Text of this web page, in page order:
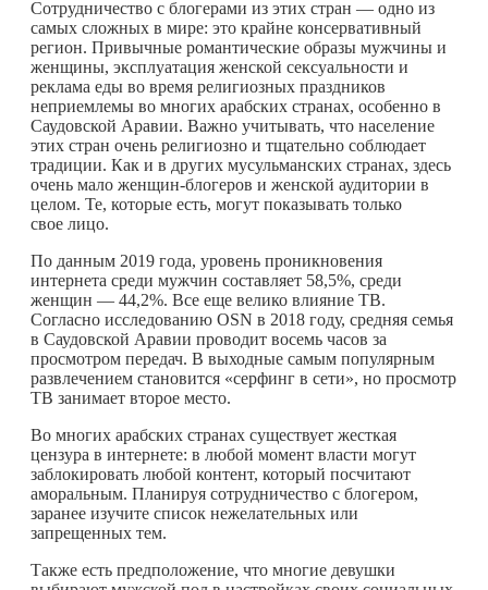
Сотрудничество с блогерами из этих стран — одно из
самых сложных в мире: это крайне консервативный
регион. Привычные романтические образы мужчины и
женщины, эксплуатация женской сексуальности и
реклама еды во время религиозных праздников
неприемлемы во многих арабских странах, особенно в
Саудовской Аравии. Важно учитывать, что население
этих стран очень религиозно и тщательно соблюдает
традиции. Как и в других мусульманских странах, здесь
очень мало женщин-блогеров и женской аудитории в
целом. Те, которые есть, могут показывать только
свое лицо.
По данным 2019 года, уровень проникновения
интернета среди мужчин составляет 58,5%, среди
женщин — 44,2%. Все еще велико влияние ТВ.
Согласно исследованию OSN в 2018 году, средняя семья
в Саудовской Аравии проводит восемь часов за
просмотром передач. В выходные самым популярным
развлечением становится «серфинг в сети», но просмотр
ТВ занимает второе место.
Во многих арабских странах существует жесткая
цензура в интернете: в любой момент власти могут
заблокировать любой контент, который посчитают
аморальным. Планируя сотрудничество с блогером,
заранее изучите список нежелательных или
запрещенных тем.
Также есть предположение, что многие девушки